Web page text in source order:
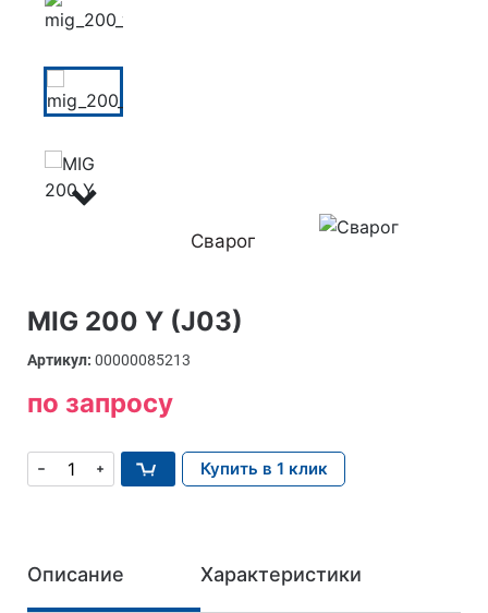
Сварог
MIG 200 Y (J03)
Артикул: 00000085213
по запросу
Купить в 1 клик
Описание Характеристики